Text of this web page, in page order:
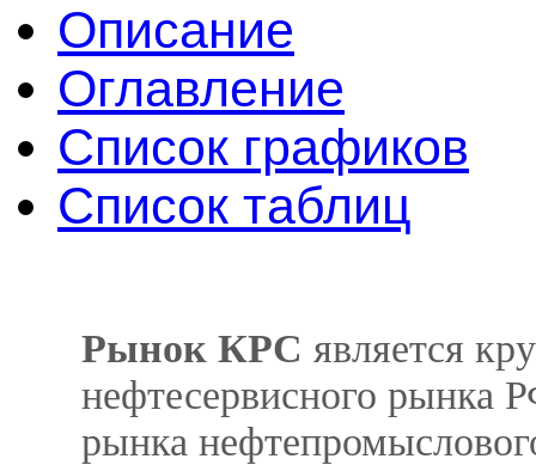
Описание
Оглавление
Список графиков
Список таблиц
Рынок КРС является
нефтесервисного рынка
рынка